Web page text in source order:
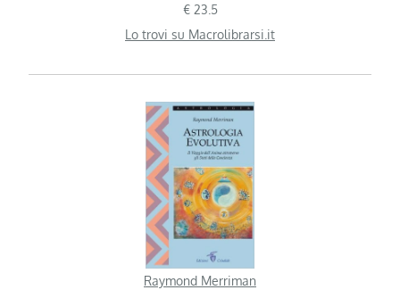
€ 23.5
Lo trovi su Macrolibrarsi.it
Raymond Merriman